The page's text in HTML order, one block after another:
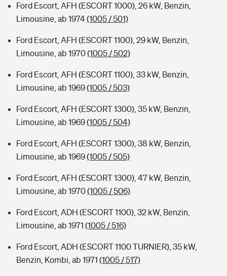
Ford Escort, AFH (ESCORT 1000), 26 kW, Benzin,
Limousine, ab 1974(1005 / 501)
Ford Escort, AFH (ESCORT 1100), 29 kW, Benzin,
Limousine, ab 1970(1005 / 502)
Ford Escort, AFH (ESCORT 1100), 33 kW, Benzin,
Limousine, ab 1969(1005 / 503)
Ford Escort, AFH (ESCORT 1300), 35 kW, Benzin,
Limousine, ab 1969(1005 / 504)
Ford Escort, AFH (ESCORT 1300), 38 kW, Benzin,
Limousine, ab 1969(1005 / 505)
Ford Escort, AFH (ESCORT 1300), 47 kW, Benzin,
Limousine, ab 1970(1005 / 506)
Ford Escort, ADH (ESCORT 1100), 32 kW, Benzin,
Limousine, ab 1971 (1005 / 516)
Ford Escort, ADH (ESCORT 1100 TURNIER), 35 kW,
Benzin, Kombi, ab 1971 (1005 / 517)